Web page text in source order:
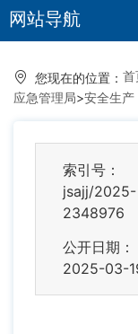
网站导航
您现在的位置： 首
应急管理局>安全生产
索引号：
jsajj/2025-
2348976
公开日期：
2025-03-